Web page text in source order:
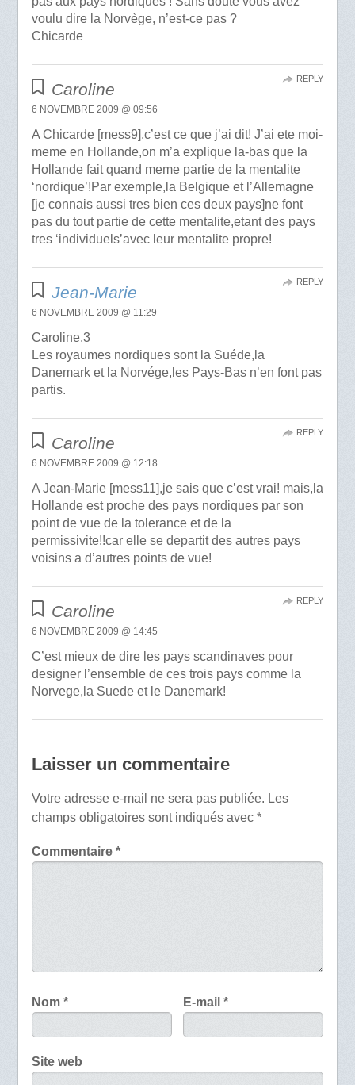
voulu dire la Norvège, n’est-ce pas ?
Chicarde
Caroline
6 NOVEMBRE 2009 @ 09:56
A Chicarde [mess9],c’est ce que j’ai dit! J’ai ete moi-
meme en Hollande,on m’a explique la-bas que la
Hollande fait quand meme partie de la mentalite
‘nordique’!Par exemple,la Belgique et l’Allemagne
[je connais aussi tres bien ces deux pays]ne font
pas du tout partie de cette mentalite,etant des pays
tres ‘individuels’avec leur mentalite propre!
REPLY
Jean-Marie
6 NOVEMBRE 2009 @ 11:29
Caroline.3
Les royaumes nordiques sont la Suéde,la
Danemark et la Norvége,les Pays-Bas n’en font pas
partis.
REPLY
Caroline
6 NOVEMBRE 2009 @ 12:18
A Jean-Marie [mess11],je sais que c’est vrai! mais,la
Hollande est proche des pays nordiques par son
point de vue de la tolerance et de la
permissivite!!car elle se departit des autres pays
voisins a d’autres points de vue!
REPLY
Caroline
6 NOVEMBRE 2009 @ 14:45
C’est mieux de dire les pays scandinaves pour
designer l’ensemble de ces trois pays comme la
Norvege,la Suede et le Danemark!
REPLY
Laisser un commentaire
Votre adresse e-mail ne sera pas publiée. Les
champs obligatoires sont indiqués avec *
Commentaire *
Nom * E-mail*
Site web